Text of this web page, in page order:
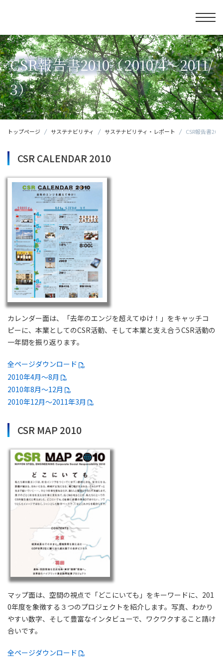
CSR報告書2010（2010/4～2011/
3）
トップページ サステナビリティ サステナビリティ・レポート CSR報告書
CSR CALENDAR 2010
カレンダー面は、「去年のエンジを超えてゆけ！」をキャッチコ
ピーに、本業としてのCSR活動、そして本業と支え合うCSR活動の
一年間を振り返ります。
全ページダウンロード
2010年4月～8月
2010年8月～12月
2010年12月～2011年3月
CSR MAP 2010
マップ面は、空間の視点で「どこにいても」をキーワードに、201
0年度を象徴する３つのプロジェクトを紹介します。写真、わかり
やすい数字、そして豊富なインタビューで、ワクワクすること請け
合いです。
全ページダウンロード